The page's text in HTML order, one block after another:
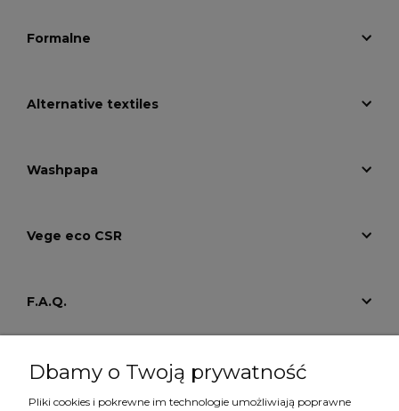
Formalne
Alternative textiles
Washpapa
Vege eco CSR
F.A.Q.
Tutoriale
Dbamy o Twoją prywatność
Pliki cookies i pokrewne im technologie umożliwiają poprawne